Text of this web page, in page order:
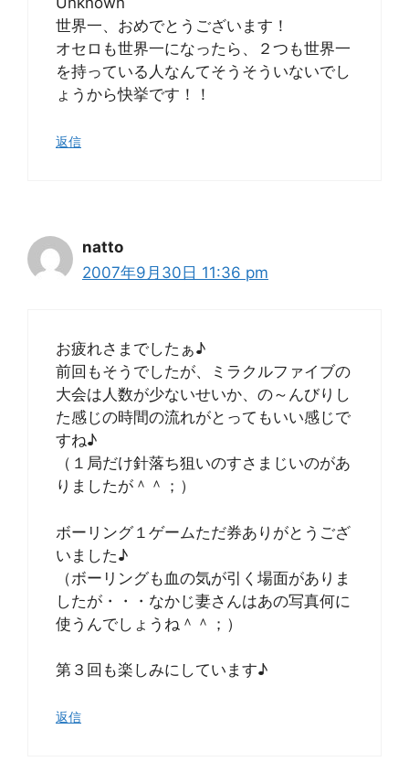
世界一、おめでとうございます！
オセロも世界一になったら、２つも世界一
を持っている人なんてそうそういないでし
ょうから快挙です！！
返信
natto
2007年9月30日 11:36 pm
お疲れさまでしたぁ♪
前回もそうでしたが、ミラクルファイブの
大会は人数が少ないせいか、の～んびりし
た感じの時間の流れがとってもいい感じで
すね♪
（１局だけ針落ち狙いのすさまじいのがあ
りましたが＾＾；）
ボーリング１ゲームただ券ありがとうござ
いました♪
（ボーリングも血の気が引く場面がありま
したが・・・なかじ妻さんはあの写真何に
使うんでしょうね＾＾；）
第３回も楽しみにしています♪
返信